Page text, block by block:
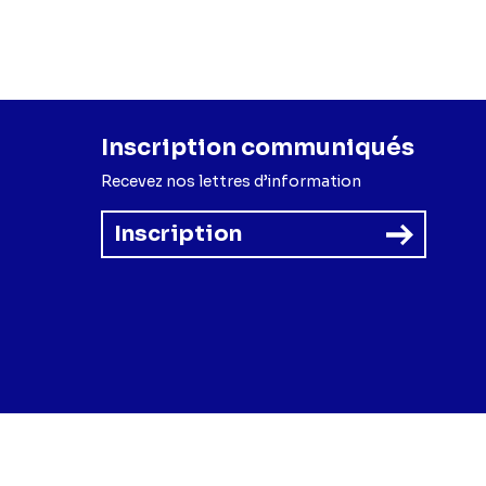
Inscription communiqués
Recevez nos lettres d’information
Inscription